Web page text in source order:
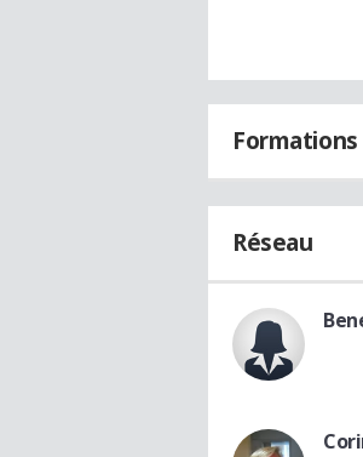
Formations
Réseau